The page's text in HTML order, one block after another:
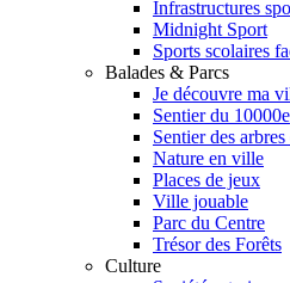
Infrastructures
Midnight Sport
Sports scolaires
Balades & Parcs
Je découvre ma
Sentier du 10000e
Sentier des
Nature en ville
Places de jeux
Ville jouable
Parc du Centre
Trésor des Forêts
Culture